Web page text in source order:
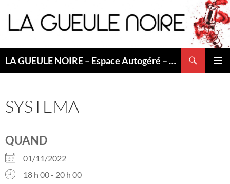
au
contenu
LA GUEULE NOIRE – Espace Autogéré – Saint Etienne
SYSTEMA
QUAND
01/11/2022
18 h 00 - 20 h 00